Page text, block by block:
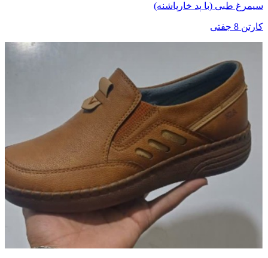
سیمرغ طبی (با پد خارپاشنه)
کارتن 8 جفتی